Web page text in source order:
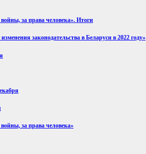
за права человека». Итоги
законодательства в Беларуси в 2022 году»
за права человека»